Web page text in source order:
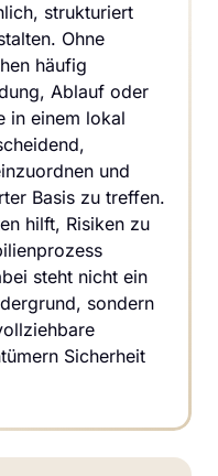
strukturiert
Ohne
häufig
Ablauf oder
in einem lokal
und
Basis zu treffen.
hilft, Risiken zu
steht nicht ein
sondern
Sicherheit